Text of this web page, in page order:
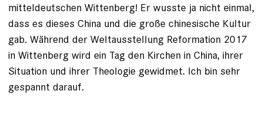
mitteldeutschen Wittenberg! Er wusste ja nicht einmal,
dass es dieses China und die große chinesische Kultur
gab. Während der Weltausstellung Reformation 2017
in Wittenberg wird ein Tag den Kirchen in China, ihrer
Situation und ihrer Theologie gewidmet. Ich bin sehr
gespannt darauf.